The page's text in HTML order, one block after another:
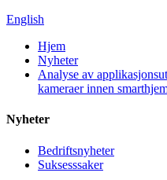
English
Hjem
Nyheter
Analyse av
kameraer innen
Nyheter
Bedriftsnyheter
Suksesssaker